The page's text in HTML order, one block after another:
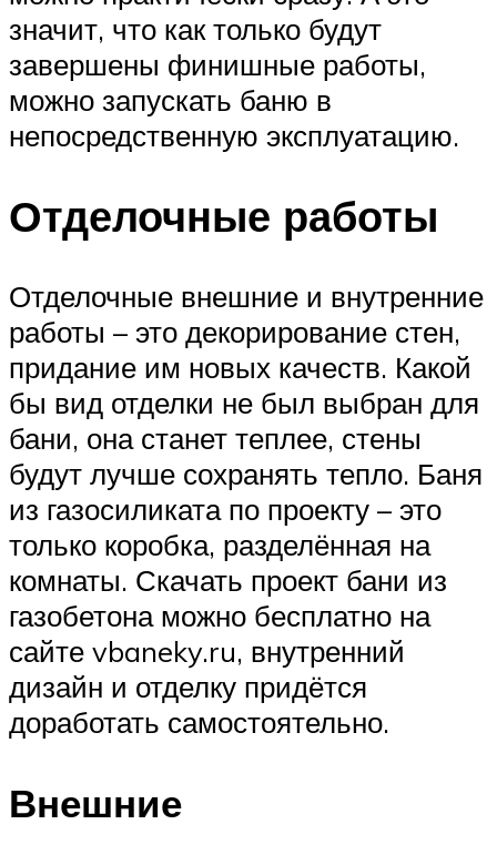
значит, что как только будут
завершены финишные работы,
можно запускать баню в
непосредственную эксплуатацию.
Отделочные работы
Отделочные внешние и внутренние
работы – это декорирование стен,
придание им новых качеств. Какой
бы вид отделки не был выбран для
бани, она станет теплее, стены
будут лучше сохранять тепло. Баня
из газосиликата по проекту – это
только коробка, разделённая на
комнаты. Скачать проект бани из
газобетона можно бесплатно на
сайте vbaneky.ru, внутренний
дизайн и отделку придётся
доработать самостоятельно.
Внешние